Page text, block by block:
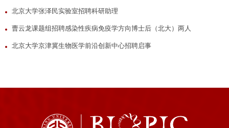
北京大学张泽民实验室招聘科研助理
曹云龙课题组招聘感染性疾病免疫学方向博士后（北大）两人
北京大学京津冀生物医学前沿创新中心招聘启事